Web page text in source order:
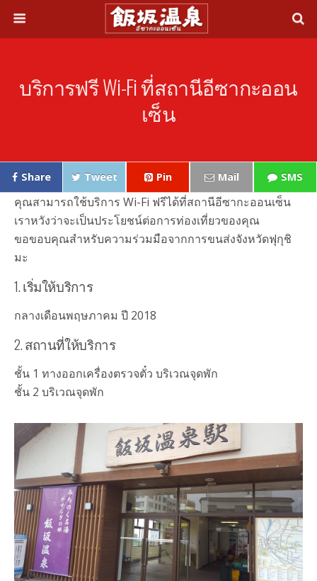
บริการฟรี Wi-Fi ที่สถานีอีซากะออน
เซ็น
Share Tweet Pin Mail SMS
คุณสามารถใช้บริการ Wi-Fi ฟรีได้ที่สถานีอีซากะออนเซ็น
เราหวังว่าจะเป็นประโยชน์ต่อการท่องเที่ยวของคุณ
ขอขอบคุณสำหรับความร่วมมือจากการขนส่งจังหวัดฟุกุชิ
มะ
1. เริ่มให้บริการ
กลางเดือนพฤษภาคม ปี 2018
2. สถานที่ให้บริการ
ชั้น 1 ทางออกเครื่องตรวจตั๋ว บริเวณจุดพัก
ชั้น 2 บริเวณจุดพัก